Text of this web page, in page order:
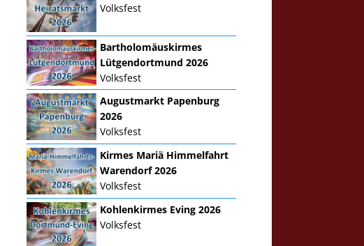
Volksfest
Bartholomäuskirmes
Lütgendortmund 2026
Volksfest
Augustmarkt Papenburg
2026
Volksfest
Kirmes Mariä Himmelfahrt
Warendorf 2026
Volksfest
Kohlenkirmes Eving 2026
Volksfest